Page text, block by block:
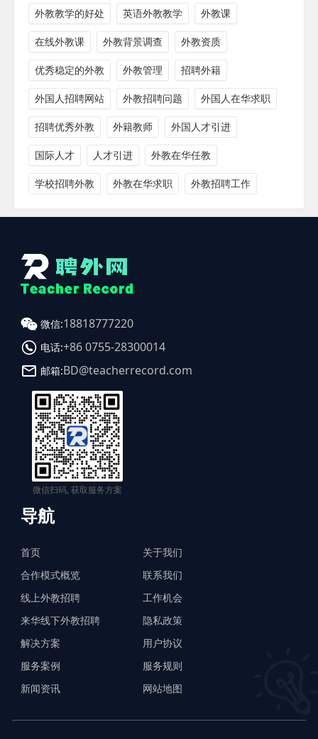
外教教学的好处 英语外教教学 外教课
在线外教课 外教背景调查 外教资质
优秀稳定的外教 外教管理 招聘外籍
外国人招聘网站 外教招聘问题 外国人在华求职
招聘优秀外教 外籍教师 外国人才引进
国际人才 人才引进 外教在华任教
学校招聘外教 外教在华求职 外教招聘工作
微信:18818777220
电话:+86 0755-28300014
邮箱:BD@teacherrecord.com
微信扫码, 获取服务方案
导航
首页
合作模式概览
线上外教招聘
来华线下外教招聘
解决方案
服务案例
新闻资讯
关于我们
联系我们
工作机会
隐私政策
用户协议
服务规则
网站地图